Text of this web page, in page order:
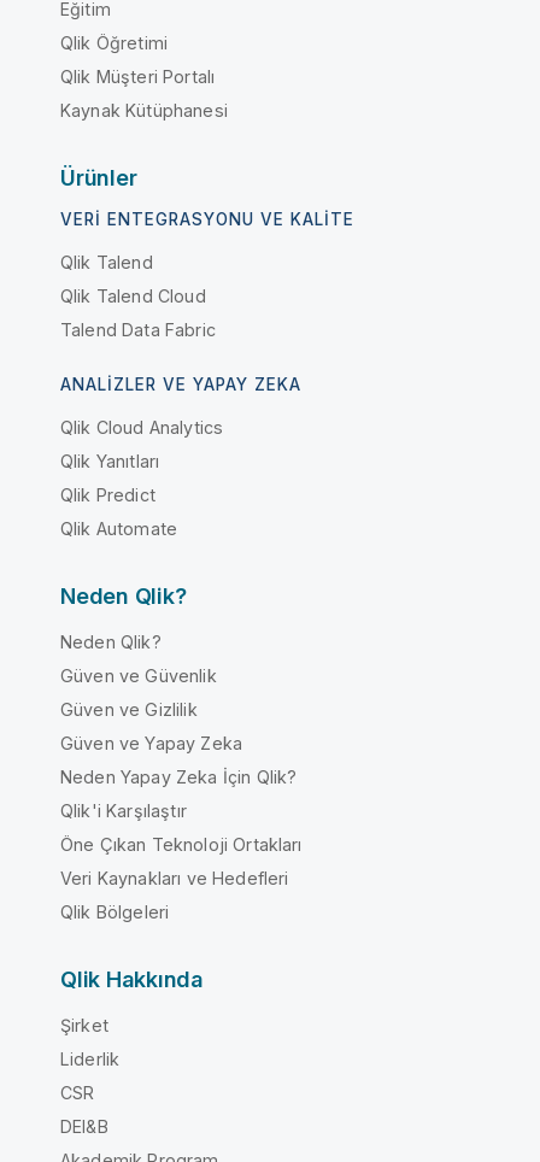
Eğitim
Qlik Öğretimi
Qlik Müşteri Portalı
Kaynak Kütüphanesi
Ürünler
VERI ENTEGRASYONU VE KALITE
Qlik Talend
Qlik Talend Cloud
Talend Data Fabric
ANALIZLER VE YAPAY ZEKA
Qlik Cloud Analytics
Qlik Yanıtları
Qlik Predict
Qlik Automate
Neden Qlik?
Neden Qlik?
Güven ve Güvenlik
Güven ve Gizlilik
Güven ve Yapay Zeka
Neden Yapay Zeka İçin Qlik?
Qlik'i Karşılaştır
Öne Çıkan Teknoloji Ortakları
Veri Kaynakları ve Hedefleri
Qlik Bölgeleri
Qlik Hakkında
Şirket
Liderlik
CSR
DEI&B